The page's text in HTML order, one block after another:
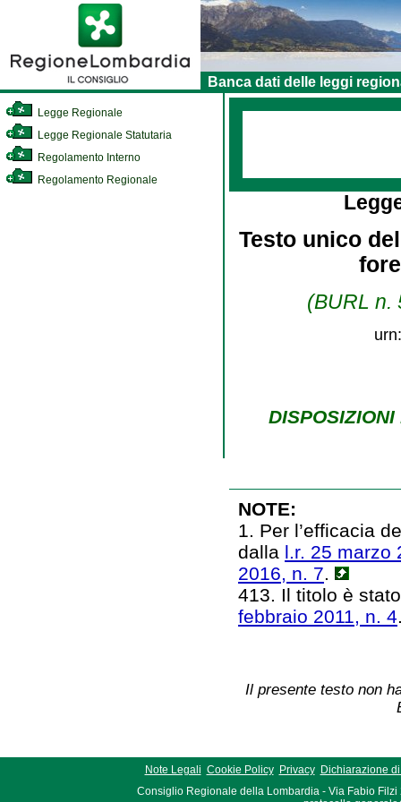
Banca dati delle leggi
Legge Regionale
Legge Regionale Statutaria
Regolamento Interno
Regolamento Regionale
Testo unico
(BURL n.
NOTE:
1. Per l’efficacia
dalla l.r. 25 marzo
2016, n. 7.
413. Il titolo è
febbraio 2011, n. 4
Il presente testo non
Note Legali Cookie Policy Privacy
Dichiarazione
Consiglio Regionale della Lombardia - Via Fabio Filzi